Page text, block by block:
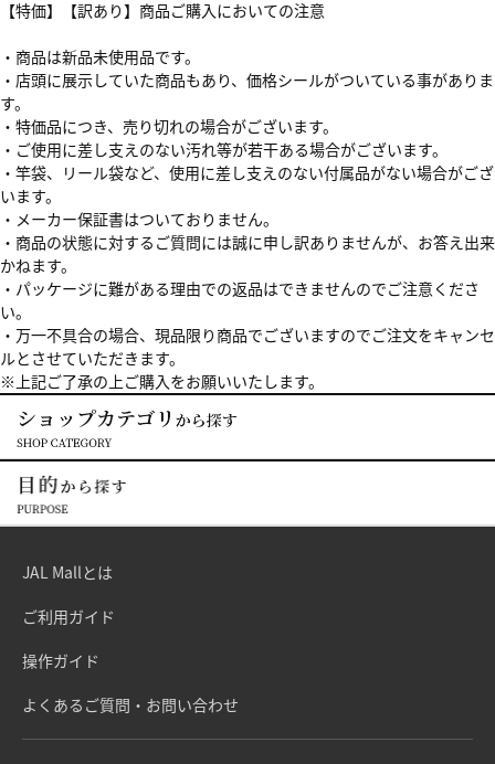
【特価】【訳あり】商品ご購入においての注意
・商品は新品未使用品です。
・店頭に展示していた商品もあり、価格シールがついている事がありま
す。
・特価品につき、売り切れの場合がございます。
・ご使用に差し支えのない汚れ等が若干ある場合がございます。
・竿袋、リール袋など、使用に差し支えのない付属品がない場合がござ
います。
・メーカー保証書はついておりません。
・商品の状態に対するご質問には誠に申し訳ありませんが、お答え出来
かねます。
・パッケージに難がある理由での返品はできませんのでご注意くださ
い。
・万一不具合の場合、現品限り商品でございますのでご注文をキャンセ
ルとさせていただきます。
※上記ご了承の上ご購入をお願いいたします。
JAL Mallとは
ご利用ガイド
操作ガイド
よくあるご質問・お問い合わせ